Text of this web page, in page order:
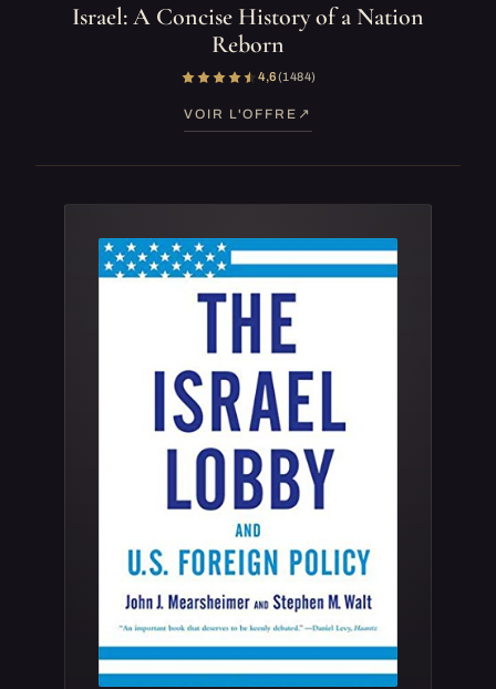
Israel: A Concise History of a Nation
Reborn
4,6(1 484)
VOIR L'OFFRE